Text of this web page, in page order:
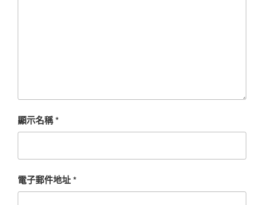
顯示名稱*
電子郵件地址*